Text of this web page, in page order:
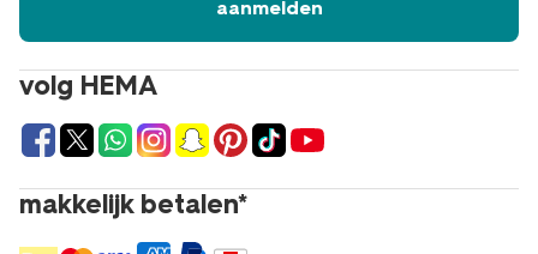
volg HEMA
makkelijk betalen*
aanmelden